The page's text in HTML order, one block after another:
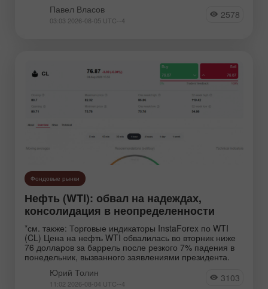
Павел Власов
03:03 2026-08-05 UTC--4 2578
Фондовые рынки
Нефть (WTI): обвал на надеждах,
консолидация в неопределенности
*см. также: Торговые индикаторы InstaForex по WTI
(CL) Цена на нефть WTI обвалилась во вторник ниже
76 долларов за баррель после резкого 7% падения в
понедельник, вызванного заявлениями президента.
Юрий Толин
11:02 2026-08-04 UTC--4 3103